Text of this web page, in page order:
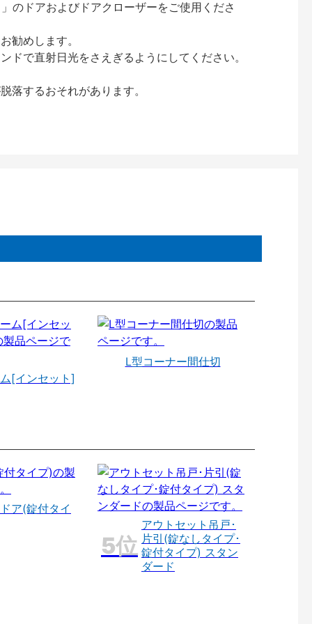
のドアおよびドアクローザーをご使用くださ
勧めします。
で直射日光をさえぎるようにしてください。
落するおそれがあります。
[インセット]
L型コーナー間仕切
ア(錠付タイ
アウトセット吊戸･
片引(錠なしタイプ･
錠付タイプ) スタン
ダード